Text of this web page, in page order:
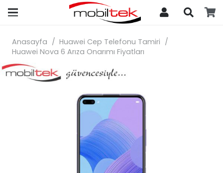
Anasayfa / Huawei Cep Telefonu Tamiri /
Huawei Nova 6 Arıza Onarımı Fiyatları